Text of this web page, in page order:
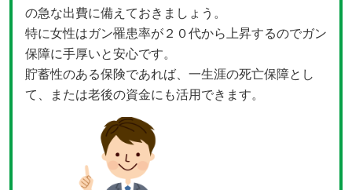
の急な出費に備えておきましょう。
特に女性はガン罹患率が２０代から上昇するのでガン
保障に手厚いと安心です。
貯蓄性のある保険であれば、一生涯の死亡保障とし
て、または老後の資金にも活用できます。